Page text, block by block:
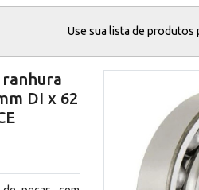
Use sua lista de produtos
DI x 62